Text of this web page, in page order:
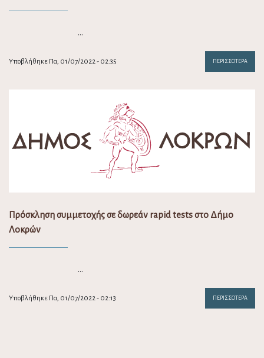
…
Υποβλήθηκε Πα, 01/07/2022 - 02:35 ΠΕΡΙΣΣΌΤΕΡΑ
Πρόσκληση συμμετοχής σε δωρεάν rapid tests στο Δήμο
Λοκρών
…
Υποβλήθηκε Πα, 01/07/2022 - 02:13 ΠΕΡΙΣΣΌΤΕΡΑ